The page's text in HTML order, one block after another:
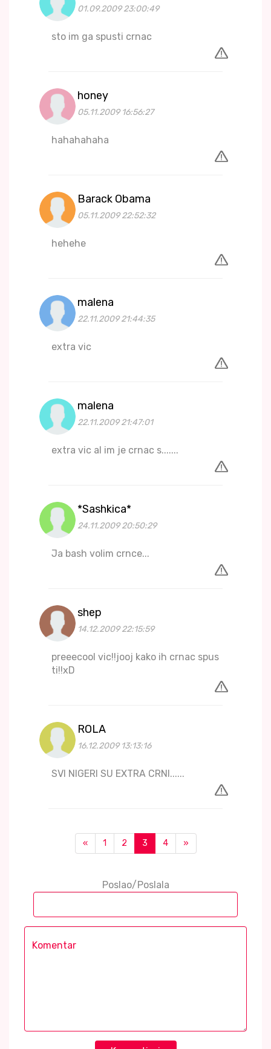
01.09.2009 23:00:49
sto im ga spusti crnac
honey
05.11.2009 16:56:27
hahahahaha
Barack Obama
05.11.2009 22:52:32
hehehe
malena
22.11.2009 21:44:35
extra vic
malena
22.11.2009 21:47:01
extra vic al im je crnac s.......
*Sashkica*
24.11.2009 20:50:29
Ja bash volim crnce...
shep
14.12.2009 22:15:59
preeecool vic!!jooj kako ih crnac spus
ti!!xD
ROLA
16.12.2009 13:13:16
SVI NIGERI SU EXTRA CRNI......
« 1 2 3 4 »
Poslao/Poslala